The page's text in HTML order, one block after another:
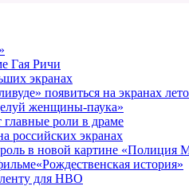
Гая Ричи
экранах
появиться на экранах
женщины-паука»
роли в драме
российских экранах
в новой картине «Полиция
история»
для HBO